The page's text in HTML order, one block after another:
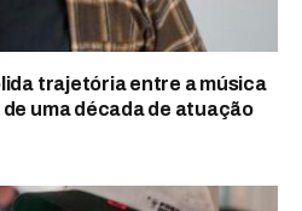
trajetória entre a música
uma década de atuação